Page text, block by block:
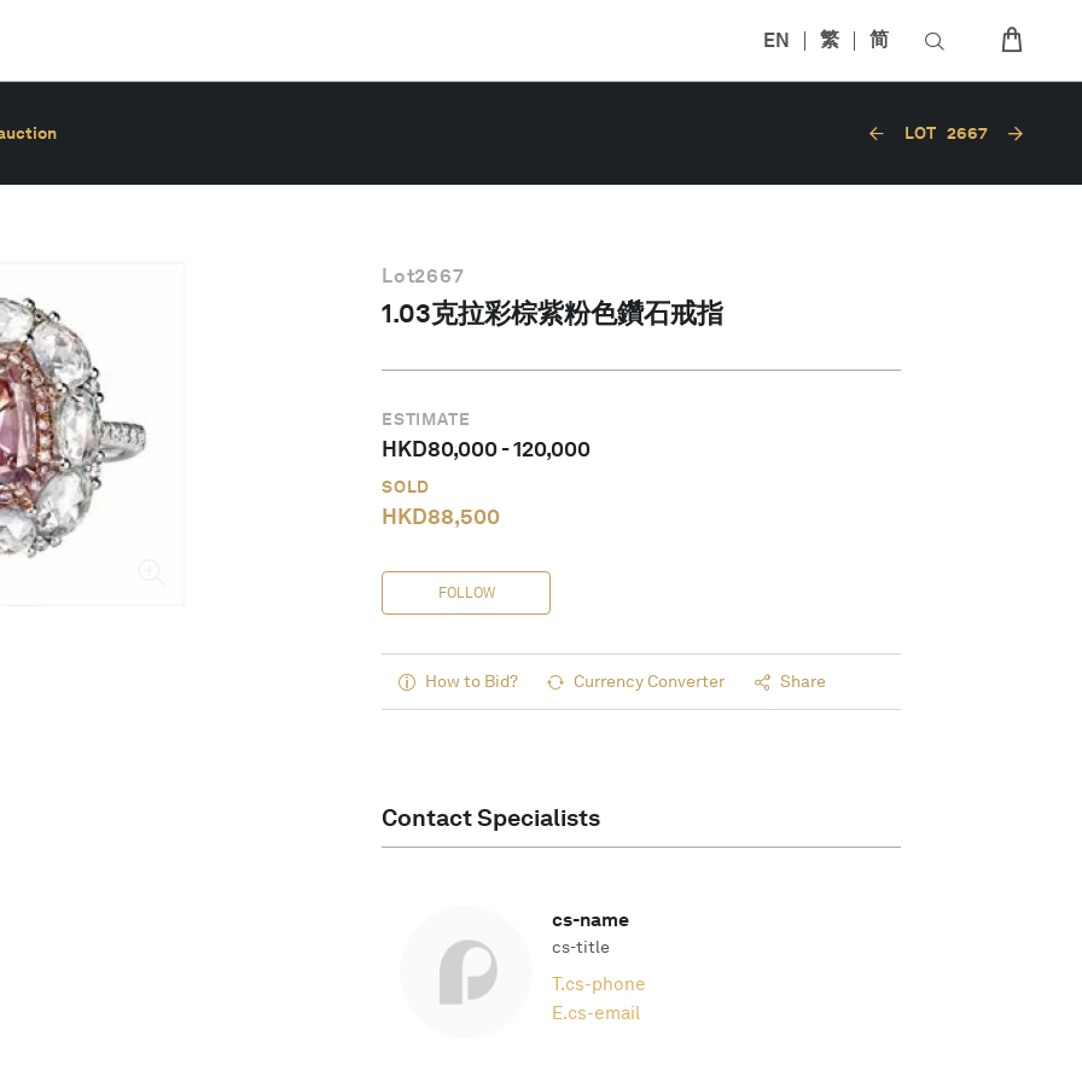
EN 繁 简
LOT 2667
Lot2667
1.03克拉彩棕紫粉色鑽石戒指
ESTIMATE
HKD80,000-120,000
SOLD
HKD88,500
FOLLOW
How to Bid? Currency Converter Share
Contact Specialists
cs-name
cs-title
T.cs-phone
E.cs-email